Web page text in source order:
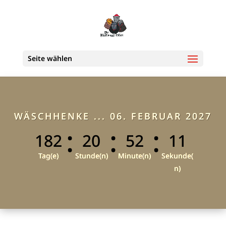
Seite wählen
WÄSCHHENKE ... 06. FEBRUAR 2027
182
Tag(e) : 20
Stunde(n) : 52
Minute(n) : 10
Sekunde(
n)